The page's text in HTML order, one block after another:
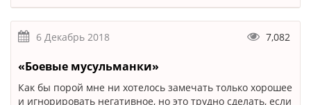
6 Декабрь 2018 7,082
«Боевые мусульманки»
Как бы порой мне ни хотелось замечать только хорошее
и игнорировать негативное, но это трудно сделать, если